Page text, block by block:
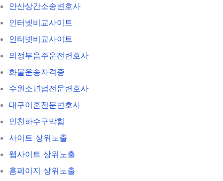
안산상간소송변호사
인터넷비교사이트
인터넷비교사이트
의정부음주운전변호사
화물운송자격증
수원소년법전문변호사
대구이혼전문변호사
인천하수구막힘
사이트 상위노출
웹사이트 상위노출
홈페이지 상위노출